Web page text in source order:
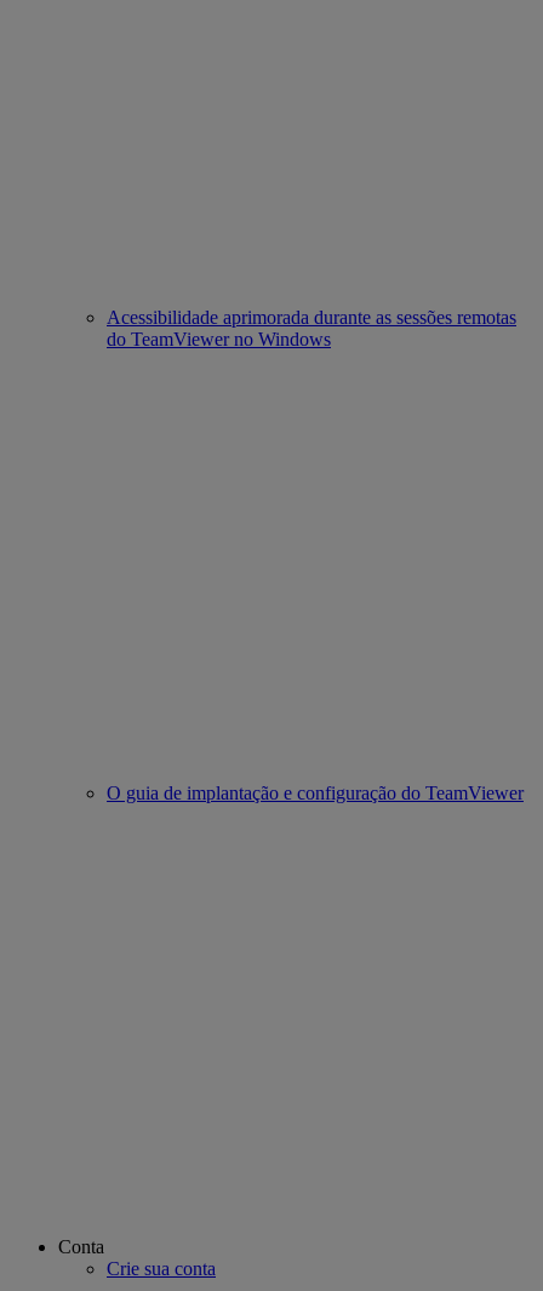
Acessibilidade aprimorada durante as sessões remotas
do TeamViewer no Windows
O guia de implantação e configuração do TeamViewer
Conta
Crie sua conta